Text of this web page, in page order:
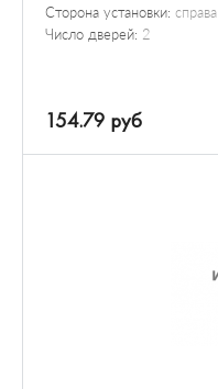
Сторона установки: справа
Число дверей: 2
154.79 руб